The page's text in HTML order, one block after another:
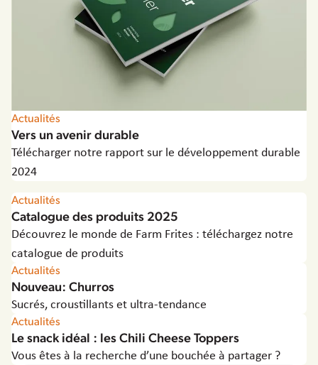
Actualités
Vers un avenir durable
Télécharger notre rapport sur le développement durable
2024
Actualités
Catalogue des produits 2025
Découvrez le monde de Farm Frites : téléchargez notre
catalogue de produits
Actualités
Nouveau: Churros
Sucrés, croustillants et ultra-tendance
Actualités
Le snack idéal : les Chili Cheese Toppers
Vous êtes à la recherche d’une bouchée à partager ?